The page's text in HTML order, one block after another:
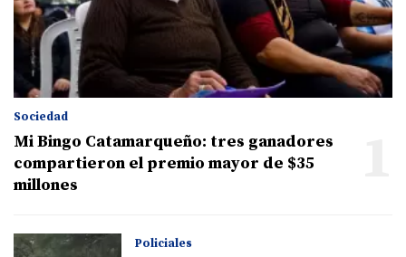
Sociedad
Mi Bingo Catamarqueño: tres ganadores
compartieron el premio mayor de $35
millones
Policiales